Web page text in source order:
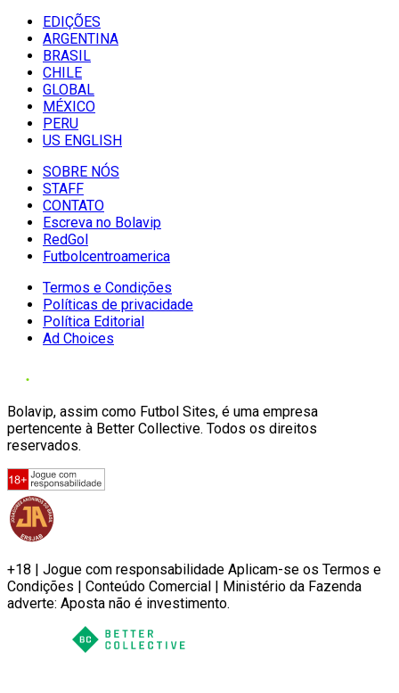
EDIÇÕES
ARGENTINA
BRASIL
CHILE
GLOBAL
MÉXICO
PERU
US ENGLISH
SOBRE NÓS
STAFF
CONTATO
Escreva no Bolavip
RedGol
Futbolcentroamerica
Termos e Condições
Políticas de privacidade
Política Editorial
Ad Choices
Bolavip, assim como Futbol Sites, é uma empresa
pertencente à Better Collective. Todos os direitos
reservados.
+18 | Jogue com responsabilidade Aplicam-se os Termos e
Condições | Conteúdo Comercial | Ministério da Fazenda
adverte: Aposta não é investimento.